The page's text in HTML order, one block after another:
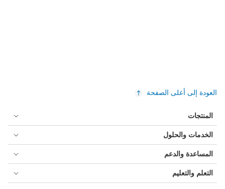
العودة إلى أعلى الصفحة
المنتجات
الخدمات والحلول
المساعدة والدعم
التعلم والتعليم